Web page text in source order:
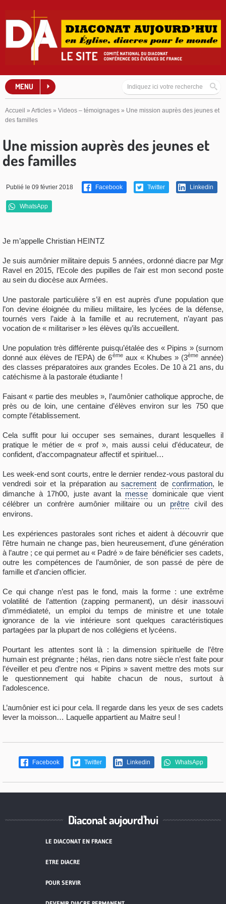
MENU
Accueil » Articles » Videos – témoignages » Une mission auprès des jeunes et
des familles
Une mission auprès des jeunes et
des familles
Publié le 09 février 2018 Facebook Twitter Linkedin
WhatsApp
Je m’appelle Christian HEINTZ
Je suis aumônier militaire depuis 5 années, ordonné diacre par Mgr
Ravel en 2015, l’Ecole des pupilles de l’air est mon second poste
au sein du diocèse aux Armées.
Une pastorale particulière s’il en est auprès d’une population que
l’on devine éloignée du milieu militaire, les lycées de la défense,
tournés vers l’aide à la famille et au recrutement, n’ayant pas
vocation de « militariser » les élèves qu’ils accueillent.
Une population très différente puisqu’étalée des « Pipins » (surnom
donné aux élèves de l’EPA) de 6èmeaux « Khubes » (3èmeannée)
des classes préparatoires aux grandes Ecoles. De 10 à 21 ans, du
catéchisme à la pastorale étudiante !
Faisant « partie des meubles », l’aumônier catholique approche, de
près ou de loin, une centaine d’élèves environ sur les 750 que
compte l’établissement.
Cela suffit pour lui occuper ses semaines, durant lesquelles il
pratique le métier de « prof », mais aussi celui d’éducateur, de
confident, d’accompagnateur affectif et spirituel…
Les week-end sont courts, entre le dernier rendez-vous pastoral du
vendredi soir et la préparation ausacrement de confirmation, le
dimanche à 17h00, juste avant la messe dominicale que vient
célébrer un confrère aumônier militaire ou un prêtre civil des
environs.
Les expériences pastorales sont riches et aident à découvrir que
l’être humain ne change pas, bien heureusement, d’une génération
à l’autre ; ce qui permet au « Padré » de faire bénéficier ses cadets,
outre les compétences de l’aumônier, de son passé de père de
famille et d’ancien officier.
Ce qui change n’est pas le fond, mais la forme : une extrême
volatilité de l’attention (zapping permanent), un désir inassouvi
d’immédiateté, un emploi du temps de ministre et une totale
ignorance de la vie intérieure sont quelques caractéristiques
partagées par la plupart de nos collégiens et lycéens.
Pourtant les attentes sont là : la dimension spirituelle de l’être
humain est prégnante ; hélas, rien dans notre siècle n’est faite pour
l’éveiller et peu d’entre nos « Pipins » savent mettre des mots sur
le questionnement qui habite chacun de nous, surtout à
l’adolescence.
L’aumônier est ici pour cela. Il regarde dans les yeux de ses cadets
lever la moisson… Laquelle appartient au Maitre seul !
Facebook Twitter Linkedin WhatsApp
Diaconat aujourd'hui
LE DIACONAT EN FRANCE
ETRE DIACRE
POUR SERVIR